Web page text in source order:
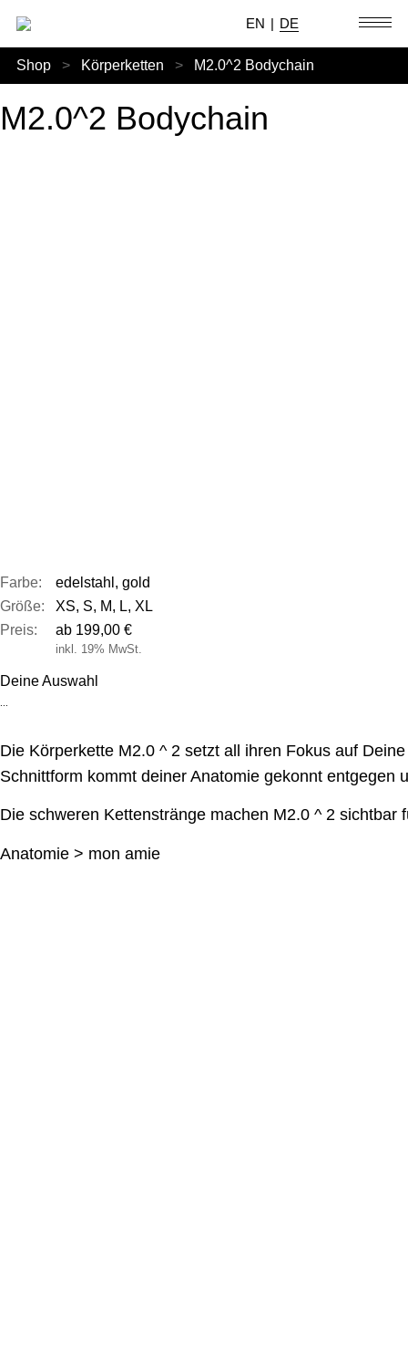
EN | DE
Shop > Körperketten > M2.0^2 Bodychain
M2.0^2 Bodychain
Farbe:
edelstahl, gold
Größe:
XS, S, M, L, XL
Preis:
ab 199,00 €
inkl. 19% MwSt.
Deine Auswahl
Die Körperkette M2.0 ^ 2 setzt all ihren Fokus auf
Schnittform kommt deiner Anatomie gekonnt
Die schweren Kettenstränge machen M2.0 ^ 2
Anatomie > mon amie